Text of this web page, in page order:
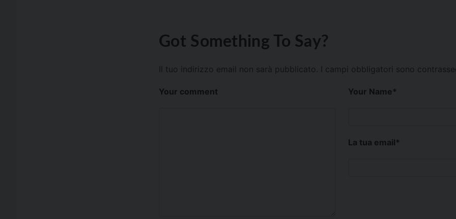
Got Something To Say?
Il tuo indirizzo email non sarà pubblicato. I campi obbligatori sono
Your comment Your Name*
La tua email*